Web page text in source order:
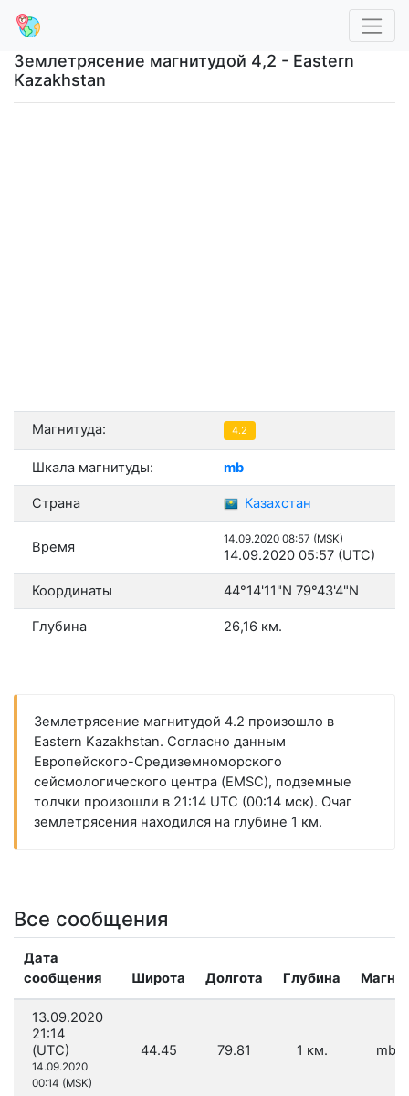
Землетрясение магнитудой 4,2 - Eastern
Kazakhstan
Магнитуда: 4.2
Шкала магнитуды: mb
Страна Казахстан
Время 14.09.2020 08:57 (MSK)
14.09.2020 05:57 (UTC)
Координаты 44°14'11"N 79°43'4"N
Глубина 26,16 км.
Землетрясение магнитудой 4.2 произошло в
Eastern Kazakhstan. Согласно данным
Европейского-Средиземноморского
сейсмологического центра (EMSC), подземные
толчки произошли в 21:14 UTC (00:14 мск). Очаг
землетрясения находился на глубине 1 км.
Все сообщения
Дата
сообщения
Широта Долгота Глубина
13.09.2020
21:14
(UTC)
14.09.2020
00:14 (MSK)
44.45 79.81 1 км. mb